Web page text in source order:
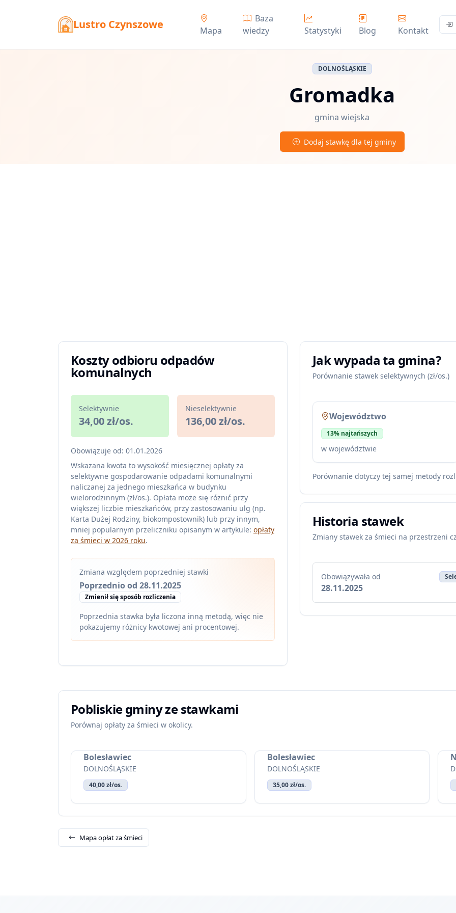
Lustro Czynszowe Mapa
Baza
wiedzy
Statystyki Blog Kontakt
DOLNOŚLĄSKIE
Gromadka
gmina wiejska
Dodaj stawkę dla tej gminy
Koszty odbioru odpadów
komunalnych
Selektywnie
34,00 zł/os.
Nieselektywnie
136,00 zł/os.
Obowiązuje od: 01.01.2026
Wskazana kwota to wysokość miesięcznej opłaty za
selektywne gospodarowanie odpadami komunalnymi
naliczanej za jednego mieszkańca w budynku
wielorodzinnym (zł/os.). Opłata może się różnić przy
większej liczbie mieszkańców, przy zastosowaniu ulg (np.
Karta Dużej Rodziny, biokompostownik) lub przy innym,
mniej popularnym przeliczniku opisanym w artykule: opłaty
za śmieci w 2026 roku.
Zmiana względem poprzedniej stawki
Poprzednio od 28.11.2025
Zmienił się sposób rozliczenia
Poprzednia stawka była liczona inną metodą, więc nie
pokazujemy różnicy kwotowej ani procentowej.
Jak wypada ta gmina?
Porównanie stawek selektywnych (zł/os.)
Województwo
13% najtańszych
w województwie
Porównanie dotyczy tej samej metody
Historia stawek
Zmiany stawek za śmieci na przestrzeni
Obowiązywała od
28.11.2025
Pobliskie gminy ze stawkami
Porównaj opłaty za śmieci w okolicy.
Bolesławiec
DOLNOŚLĄSKIE
40,00 zł/os.
Bolesławiec
DOLNOŚLĄSKIE
35,00 zł/os.
Mapa opłat za śmieci